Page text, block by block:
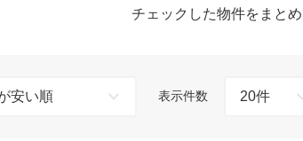
チェックした物件をまと
表示件数